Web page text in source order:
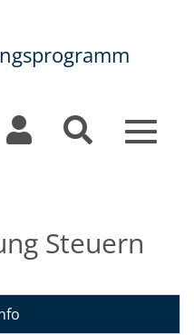
Toggle
Steuern